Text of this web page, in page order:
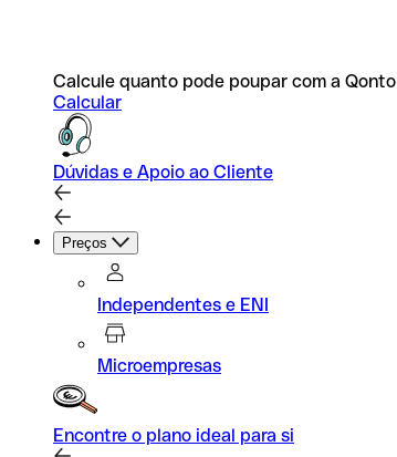
Calcule quanto pode poupar com a Qonto
Calcular
Dúvidas e Apoio ao Cliente
Preços
Independentes e ENI
Microempresas
Encontre o plano ideal para si